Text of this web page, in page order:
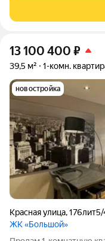
13 100 400 ₽
39,5 м² 1-комн.
новостройка
Красная улица,176лит5/
ЖК «Большой»